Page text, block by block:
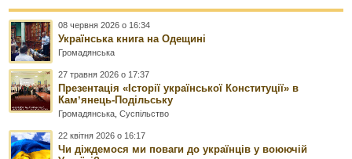
08 червня 2026 о 16:34
Українська книга на Одещині
Громадянська
27 травня 2026 о 17:37
Презентація «Історії української Конституції» в
Камʼянець-Подільську
Громадянська ,Суспільство
22 квітня 2026 о 16:17
Чи діждемося ми поваги до українців у воюючій